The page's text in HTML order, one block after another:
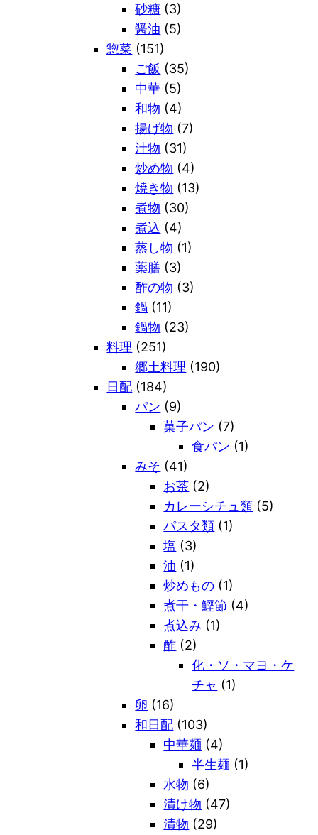
砂糖 (3)
醤油 (5)
惣菜 (151)
ご飯 (35)
中華 (5)
和物 (4)
揚げ物 (7)
汁物 (31)
炒め物 (4)
焼き物 (13)
煮物 (30)
煮込 (4)
蒸し物 (1)
薬膳 (3)
酢の物 (3)
鍋 (11)
鍋物 (23)
料理 (251)
郷土料理 (190)
日配 (184)
パン (9)
菓子パン (7)
食パン (1)
みそ (41)
お茶 (2)
カレーシチュ類 (5)
パスタ類 (1)
塩 (3)
油 (1)
炒めもの (1)
煮干・鰹節 (4)
煮込み (1)
酢 (2)
化・ソ・マヨ・ケ
チャ (1)
卵 (16)
和日配 (103)
中華麺 (4)
半生麺 (1)
水物 (6)
漬け物 (47)
漬物 (29)